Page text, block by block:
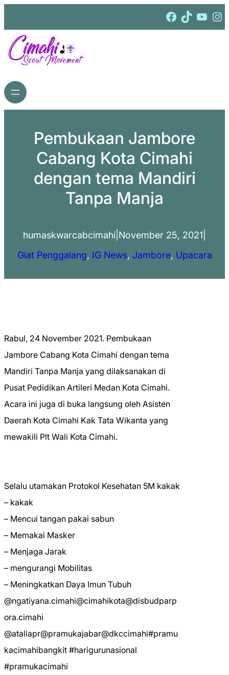
Facebook TikTok YouTube Instagram
Pembukaan Jambore
Cabang Kota Cimahi
dengan tema Mandiri
Tanpa Manja
humaskwarcabcimahi November 25, 2021
Giat Penggalang, IG News, Jambore, Upacara
Rabul, 24 November 2021. Pembukaan
Jambore Cabang Kota Cimahi dengan tema
Mandiri Tanpa Manja yang dilaksanakan di
Pusat Pedidikan Artileri Medan Kota Cimahi.
Acara ini juga di buka langsung oleh Asisten
Daerah Kota Cimahi Kak Tata Wikanta yang
mewakili Plt Wali Kota Cimahi.
Selalu utamakan Protokol Kesehatan 5M kakak
– kakak
– Mencui tangan pakai sabun
– Memakai Masker
– Menjaga Jarak
– mengurangi Mobilitas
– Meningkatkan Daya Imun Tubuh
@ngatiyana.cimahi@cimahikota@disbudparp
ora.cimahi
@ataliapr@pramukajabar@dkccimahi#pramu
kacimahibangkit #harigurunasional
#pramukacimahi